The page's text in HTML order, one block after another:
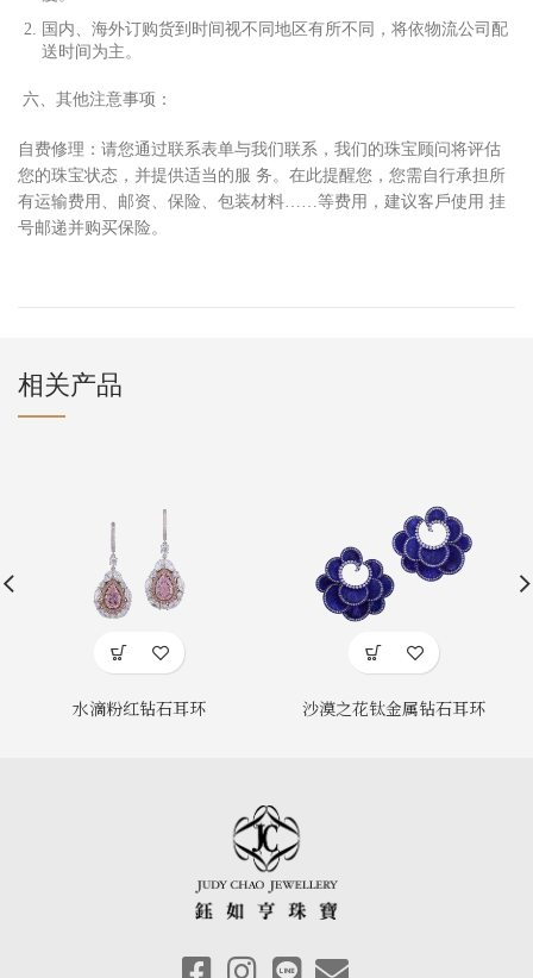
国内、海外订购货到时间视不同地区有所不同，将依物流公司配
送时间为主。
六、其他注意事项：
⾃ 费修理：请您通过联系表单与我们联系，我们的珠宝顾问将评估
您的珠宝状态，并提供适当的服 务。在此提醒您，您需⾃⾏承担所
有运输费⽤ 、邮资、保险、包装材料……等费⽤ ，建议客 ⼾使⽤ 挂
号邮递并购买保险。
相关产品
水滴粉红钻石耳环 沙漠之花钛金属钻石耳环